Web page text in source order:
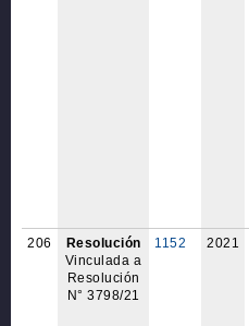
206
Resolución
Vinculada a
Resolución
N° 3798/21
1152 2021